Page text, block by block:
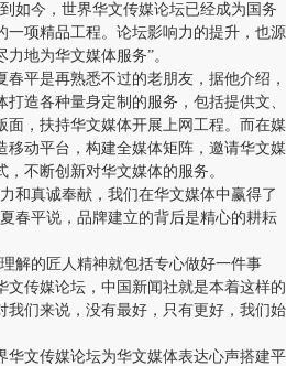
今，世界华文传媒论坛已经成为国务
一项精品工程。论坛影响力的提升，也源
地为华文媒体服务”。
平是再熟悉不过的老朋友，据他介绍，
造各种量身定制的服务，包括提供文、
面，扶持华文媒体开展上网工程。而在媒
移动平台，构建全媒体矩阵，邀请华文媒
不断创新对华文媒体的服务。
真诚奉献，我们在华文媒体中赢得了
春平说，品牌建立的背后是精心的耕耘
的匠人精神就包括专心做好一件事
文传媒论坛，中国新闻社就是本着这样的
我们来说，没有最好，只有更好，我们始
文传媒论坛为华文媒体表达心声搭建平